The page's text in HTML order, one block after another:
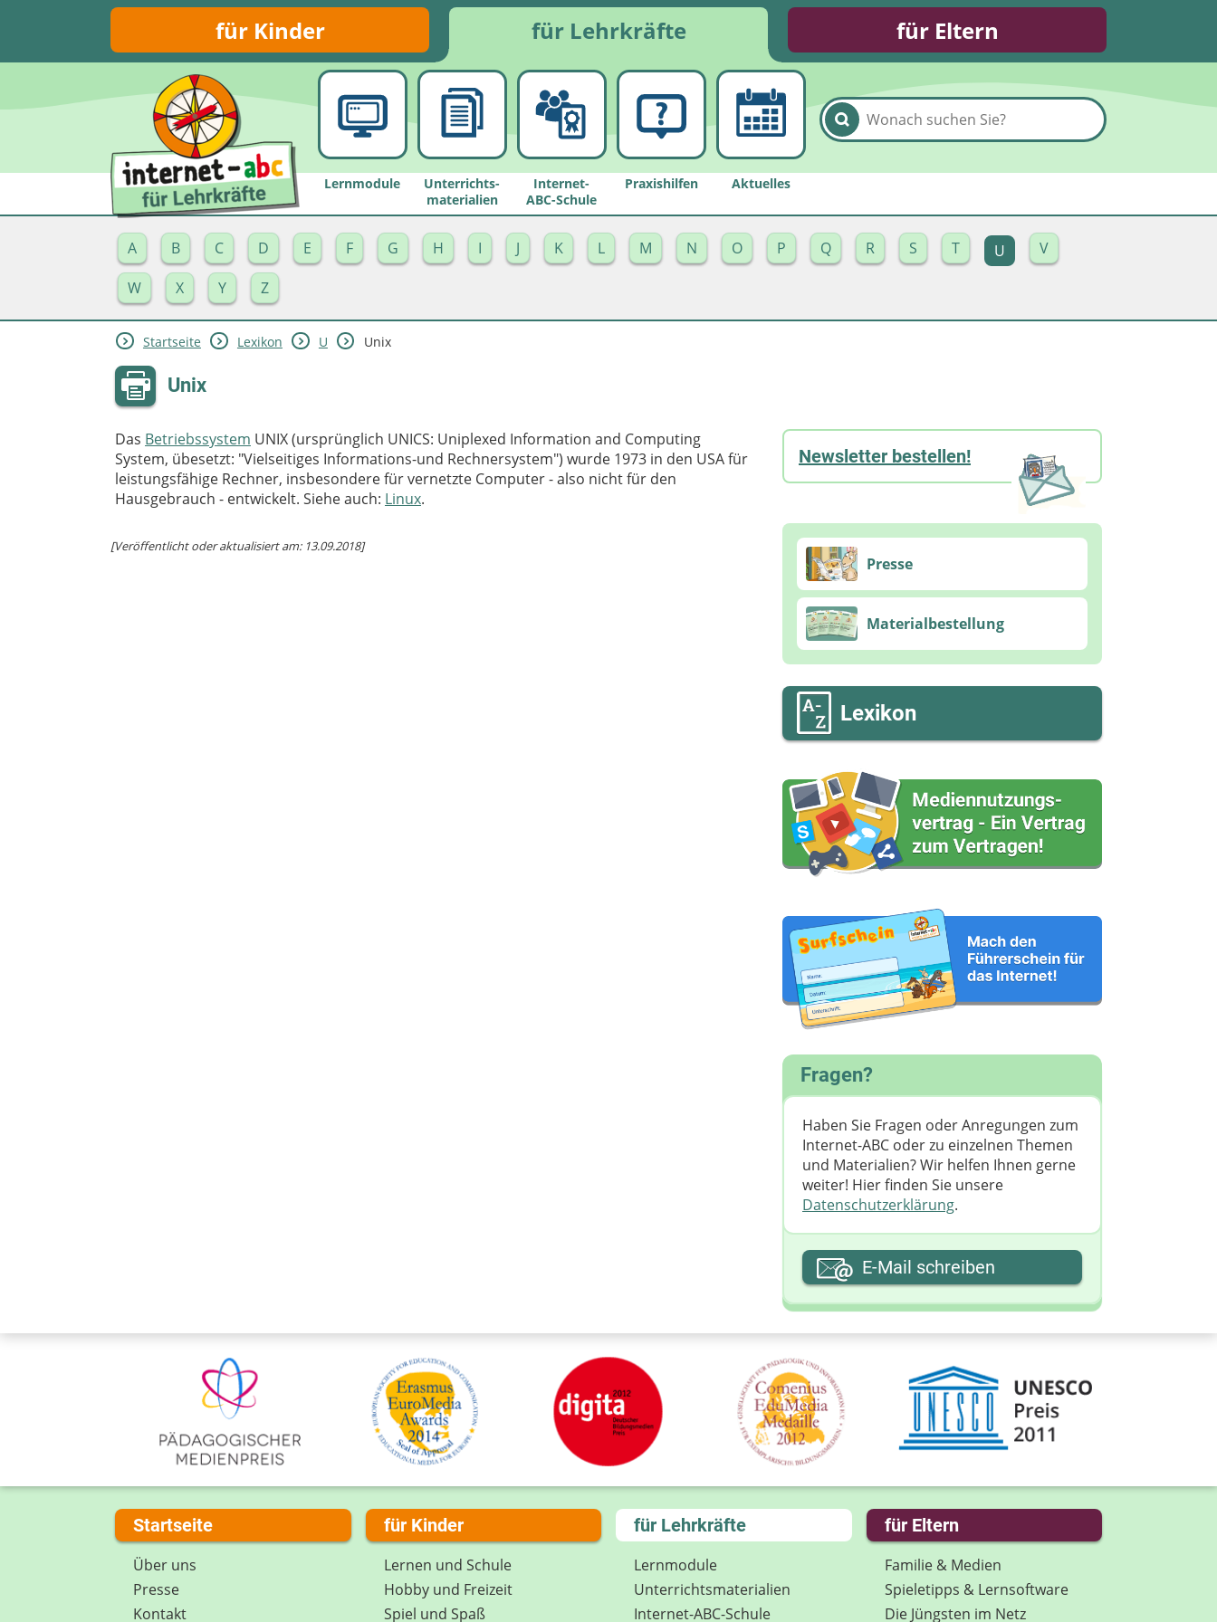
für Kinder für Lehrkräfte für Eltern
Lernmodule
Unterrichts­
materialien
Internet-
ABC-Schule
Praxishilfen Aktuelles
A B C D E F G H I J K L M N O P Q R S T U
V
W
X Y Z
Startseite Lexikon U Unix
Unix
Das Betriebssystem UNIX (ursprünglich UNICS: Uniplexed Information and Computing
System, übesetzt: "Vielseitiges Informations-und Rechnersystem") wurde 1973 in den USA für
leistungsfähige Rechner, insbesondere für vernetzte Computer - also nicht für den
Hausgebrauch - entwickelt. Siehe auch: Linux.
[Veröffentlicht oder aktualisiert am: 13.09.2018]
Newsletter bestellen!
Presse
Materialbestellung
Lexikon
Fragen?
Haben Sie Fragen oder Anregungen zum
Internet-ABC oder zu einzelnen Themen
und Materialien? Wir helfen Ihnen gerne
weiter! ​Hier finden Sie unsere
Datenschutzerklärung.
Ihre E-Mail-Adresse
Ihre Nachricht
E-Mail schreiben
Startseite
Über uns
Presse
Kontakt
für Kinder
Lernen und Schule
Hobby und Freizeit
Spiel und Spaß
für Lehrkräfte
Lernmodule
Unterrichts­materialien
Internet-ABC-Schule
für Eltern
Familie & Medien
Spieletipps & Lernsoftware
Die Jüngsten im Netz